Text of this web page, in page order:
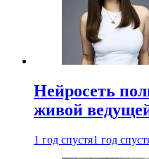
Нейросеть
живой
1 год спустя1 год